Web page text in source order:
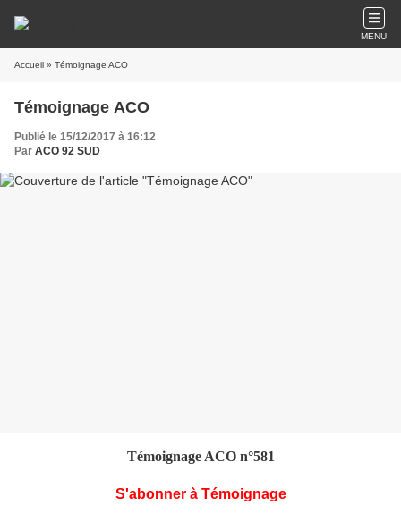
MENU
Accueil » Témoignage ACO
Témoignage ACO
Publié le 15/12/2017 à 16:12
Par ACO 92 SUD
Témoignage ACO n°581
S'abonner à Témoignage